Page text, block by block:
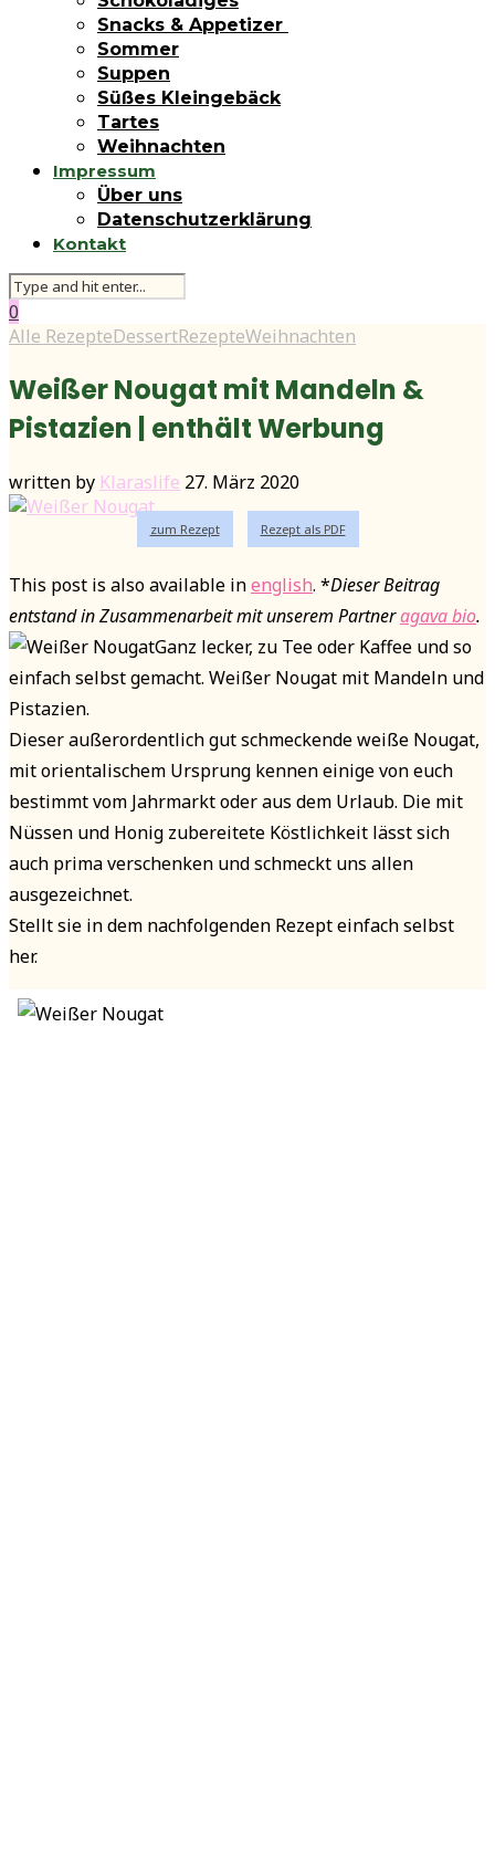
Snacks & Appetizer
Sommer
Suppen
Süßes Kleingebäck
Tartes
Weihnachten
Impressum
Über uns
Datenschutzerklärung
Kontakt
0
Alle RezepteDessertRezepteWeihnachten
Weißer Nougat mit Mandeln &
Pistazien | enthält Werbung
written by Klaraslife 27. März 2020
zum Rezept Rezept als PDF
This post is also available inenglish. *Dieser Beitrag
entstand in Zusammenarbeit mit unserem Partneragava bio.
Ganz lecker, zu Tee oder Kaffee und so
einfach selbst gemacht. Weißer Nougat mit Mandeln und
Pistazien.
Dieser außerordentlich gut schmeckende weiße Nougat,
mit orientalischem Ursprung kennen einige von euch
bestimmt vom Jahrmarkt oder aus dem Urlaub. Die mit
Nüssen und Honig zubereitete Köstlichkeit lässt sich
auch prima verschenken und schmeckt uns allen
ausgezeichnet.
Stellt sie in dem nachfolgenden Rezept einfach selbst
her.